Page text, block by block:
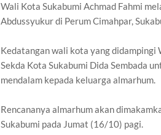
Wali Kota Sukabumi Achmad Fahmi
Abdussyukur di Perum Cimahpar,
Kedatangan wali kota yang didampingi
Sekda Kota Sukabumi Dida Sembada
mendalam kepada keluarga almarhum.
Rencananya almarhum akan
Sukabumi pada Jumat (16/10) pagi.